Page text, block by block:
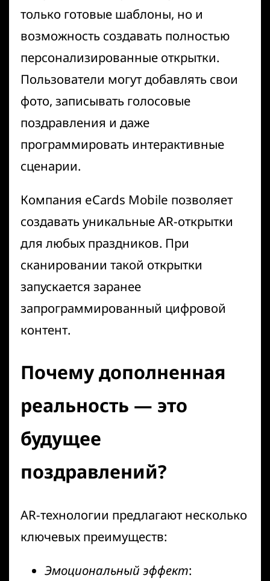
только готовые шаблоны, но и
возможность создавать полностью
персонализированные открытки.
Пользователи могут добавлять свои
фото, записывать голосовые
поздравления и даже
программировать интерактивные
сценарии.
Компания eCards Mobile позволяет
создавать уникальные AR-открытки
для любых праздников. При
сканировании такой открытки
запускается заранее
запрограммированный цифровой
контент.
Почему дополненная
реальность — это
будущее
поздравлений?
AR-технологии предлагают несколько
ключевых преимуществ:
Эмоциональный эффект: